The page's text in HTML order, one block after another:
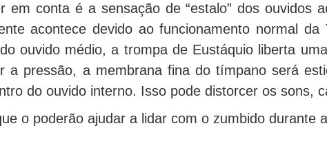
em conta é a sensação de “estalo” dos ouvidos
acontece devido ao funcionamento normal
ouvido médio, a trompa de Eustáquio liberta
a pressão, a membrana fina do tímpano será
do ouvido interno. Isso pode distorcer os sons,
o poderão ajudar a lidar com o zumbido durante